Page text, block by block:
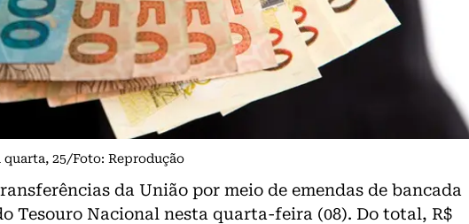
25/Foto: Reprodução
da União por meio de emendas de bancada
Tesouro Nacional nesta quarta-feira (08). Do total, R$